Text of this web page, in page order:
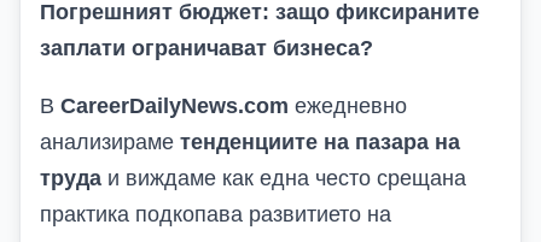
Погрешният бюджет: защо фиксираните
заплати ограничават бизнеса?
В CareerDailyNews.com ежедневно
анализираме тенденциите на пазара на
труда и виждаме как една често срещана
практика подкопава развитието на